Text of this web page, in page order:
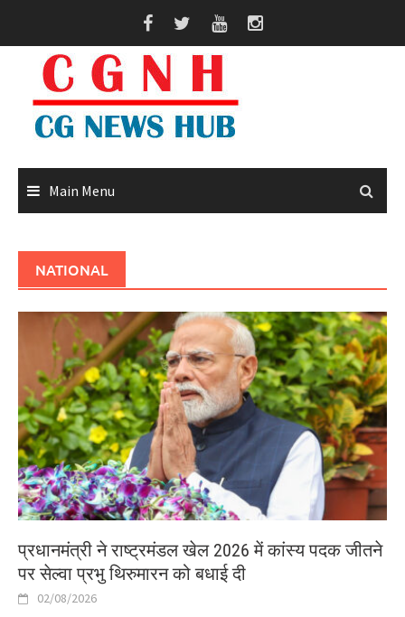
content
Main Menu
NATIONAL
प्रधानमंत्री ने राष्ट्रमंडल खेल 2026 में कांस्य पदक जीतने
पर सेल्वा प्रभु थिरुमारन को बधाई दी
02/08/2026